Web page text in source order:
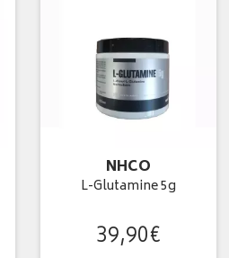
NHCO
L-Glutamine 5g
39,90€